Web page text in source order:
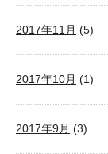
2017年11月 (5)
2017年10月 (1)
2017年9月 (3)